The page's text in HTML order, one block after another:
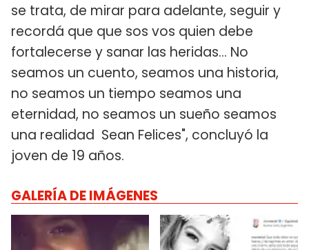
se trata, de mirar para adelante, seguir y
recordá que que sos vos quien debe
fortalecerse y sanar las heridas... No
seamos un cuento, seamos una historia,
no seamos un tiempo seamos una
eternidad, no seamos un sueño seamos
una realidad ️ Sean Felices️", concluyó la
joven de 19 años.
GALERÍA DE IMÁGENES